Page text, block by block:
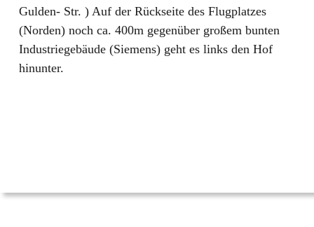
Gulden- Str. ) Auf der Rückseite des Flugplatzes
(Norden) noch ca. 400m gegenüber großem bunten
Industriegebäude (Siemens) geht es links den Hof
hinunter.